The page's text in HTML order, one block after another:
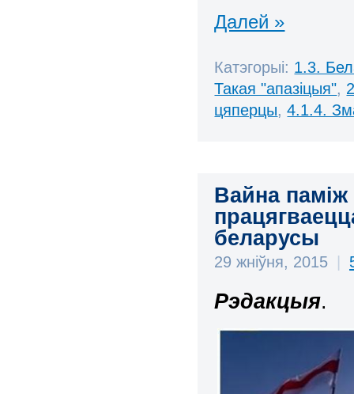
Далей »
Катэгорыі: 1.3.
Такая "апазіцыя",
цяперцы,4.1.4.
Вайна паміж
беларусы
29 жніўня, 2015
Рэдакцыя.